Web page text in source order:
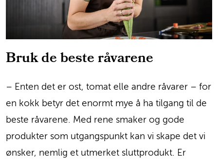
Bruk de beste råvarene
– Enten det er ost, tomat elle andre råvarer – for
en kokk betyr det enormt mye å ha tilgang til de
beste råvarene. Med rene smaker og gode
produkter som utgangspunkt kan vi skape det vi
ønsker, nemlig et utmerket sluttprodukt. Er